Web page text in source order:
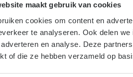
maakt gebruik van cookies
cookies om content en
te analyseren. Ook delen
en analyse. Deze
of die ze hebben verzameld op